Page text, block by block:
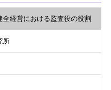
全経営における監査役の役割
所